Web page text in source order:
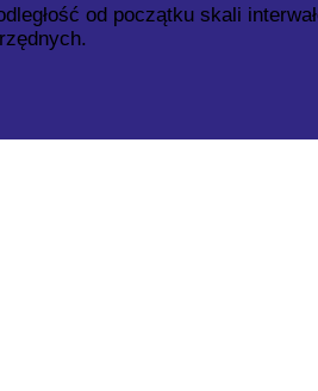
od początku skali